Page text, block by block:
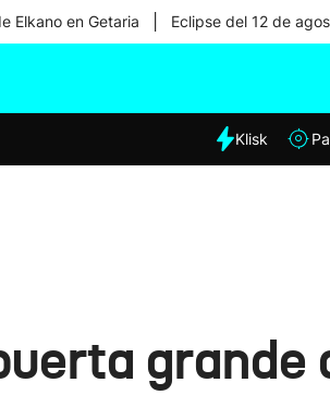
Elkano en Getaria Eclipse del 12 de
Klisk
grande